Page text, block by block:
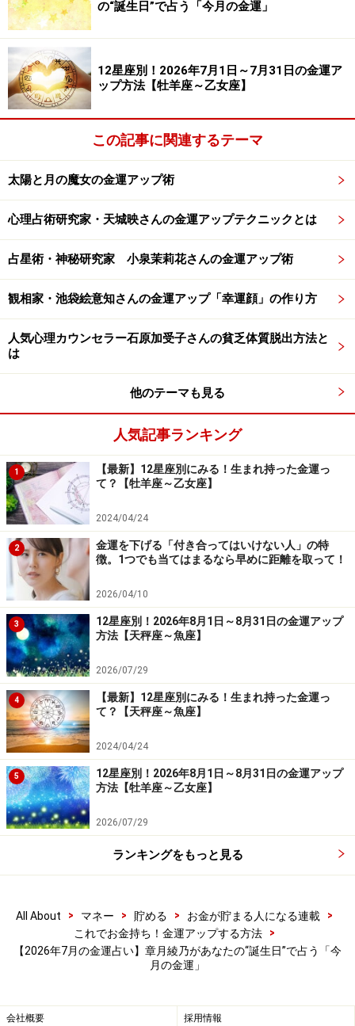
2026年7月の金運
【1、10、19、28日生まれ】
＜特別を買う＞
スペシャルな体験をする、憧れの品を買うなど、お金を
動かしましょう。手持ちが心細くなったとしても、ステ
う。
ちょっといい文具や道具を買うのもオススメです。
【2、11、20、29日生まれ】
＜お試し価格で＞
アンテナを張って、お手軽プランに注目をしましょう。
キャンペーンや割安な体験コースで、いろいろな世界を
のぞくなんていかが？
この先も続けていきたいもの、自分に合っている世界な
どが見つかりそう。
【3、12、21、30日生まれ】
＜人のためにお金を使う＞
家族や親しい友達、好きな人、同僚など、あなたの大切
な人を支えてあげましょう。
ねぎらいのドリンクやお菓子を差し入れる、好きな物を
用意するなど、アイデアが浮かぶはず。
ふるさと納税の新プランにも注目を。
【4、13、22、31日生まれ】
＜学びタイム＞
向学心が高まっています。
何か新しい知識や技術の習得を視野に入れていきましょ
う。解説動画を見てみたり、ノウハウ本に目を通したり
するだけでも、全体のイメージがつかめるはず。公共サ
ービスもフル活用で！
【5、14、23日生まれ】
もったいない、必要ないと出費をセーブできそう。で
も、その結果、「お金がないのかな？」と思われてしま
の“誕生日”で占う「今月の金運」
12星座別！2026年7月1日～7月31日の金運ア
ップ方法【牡羊座～乙女座】
この記事に関連するテーマ
太陽と月の魔女の金運アップ術
心理占術研究家・天城映さんの金運アップテクニックとは
占星術・神秘研究家 小泉茉莉花さんの金運アップ術
観相家・池袋絵意知さんの金運アップ「幸運顔」の作り方
人気心理カウンセラー石原加受子さんの貧乏体質脱出方法と
は
他のテーマも見る
人気記事ランキング
1
【最新】12星座別にみる！生まれ持った金運っ
て？【牡羊座～乙女座】
2024/04/24
2
金運を下げる「付き合ってはいけない人」の特
徴。1つでも当てはまるなら早めに距離を取って！
2026/04/10
3
12星座別！2026年8月1日～8月31日の金運アップ
方法【天秤座～魚座】
2026/07/29
4
【最新】12星座別にみる！生まれ持った金運っ
て？【天秤座～魚座】
2024/04/24
5
12星座別！2026年8月1日～8月31日の金運アップ
方法【牡羊座～乙女座】
2026/07/29
ランキングをもっと見る
All About > マネー > 貯める > お金が貯まる人になる連載
>
これでお金持ち！金運アップする方法
>
【2026年7月の金運占い】章月綾乃があなたの“誕生日”で占う「今
月の金運」
会社概要 採用情報